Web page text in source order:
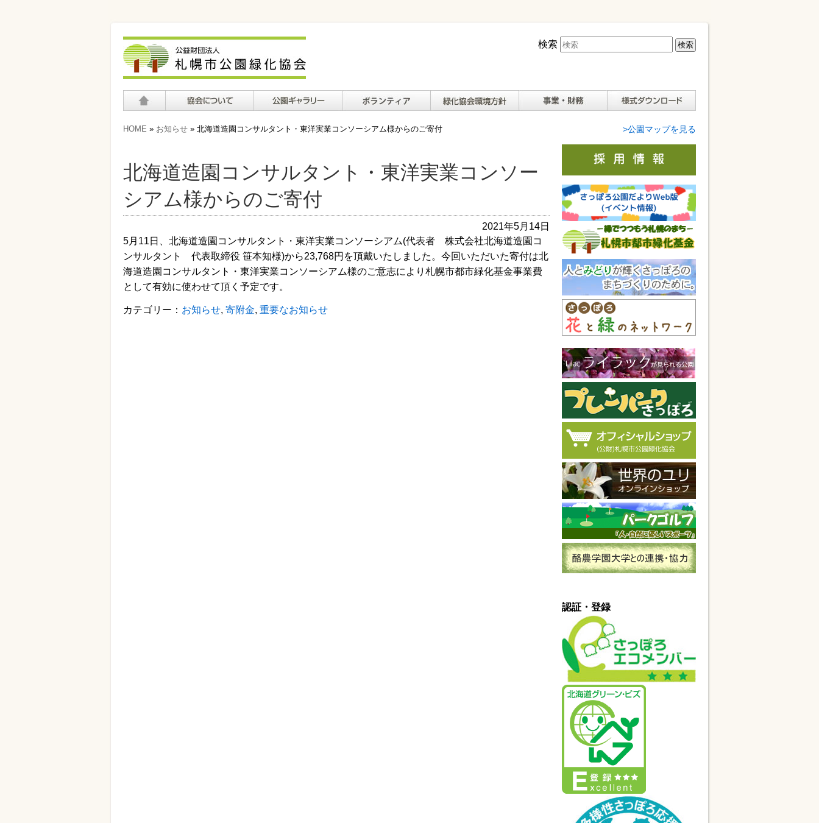
検索
て
HOME » お知らせ » 北海道造園コンサルタント・東洋実業コンソーシアム様からのご寄付
北海道造園コンサルタント・東洋実業コンソー
シアム様からのご寄付
2021年5月14日
5月11日、北海道造園コンサルタント・東洋実業コンソーシアム(代表者 株式会社北海道造園コ
ンサルタント 代表取締役 笹本知様)から23,768円を頂戴いたしました。今回いただいた寄付は北
海道造園コンサルタント・東洋実業コンソーシアム様のご意志により札幌市都市緑化基金事業費
として有効に使わせて頂く予定です。
カテゴリー： お知らせ, 寄附金, 重要なお知らせ
>公園マップを見る
認証・登録